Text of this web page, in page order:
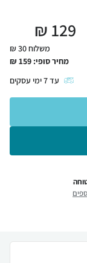
129
₪
משלוח 30 ₪
מחיר סופי: 159
₪
עד7ימי עסקים